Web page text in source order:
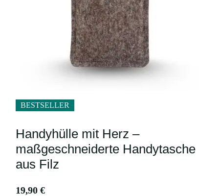
BESTSELLER
Handyhülle mit Herz –
maßgeschneiderte Handytasche
aus Filz
19,90 €